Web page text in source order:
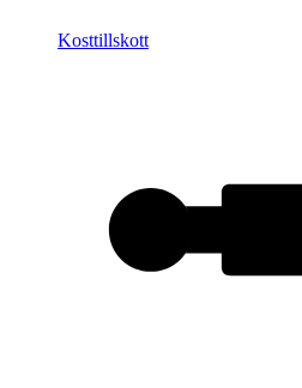
Kosttillskott